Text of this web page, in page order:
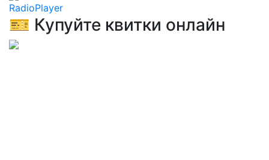
RadioPlayer
🎫 Купуйте квитки онлайн